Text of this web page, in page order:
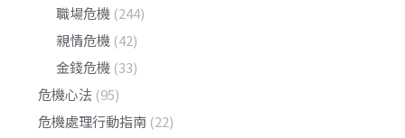
職場危機 (244)
親情危機 (42)
金錢危機 (33)
危機心法 (95)
危機處理行動指南 (22)